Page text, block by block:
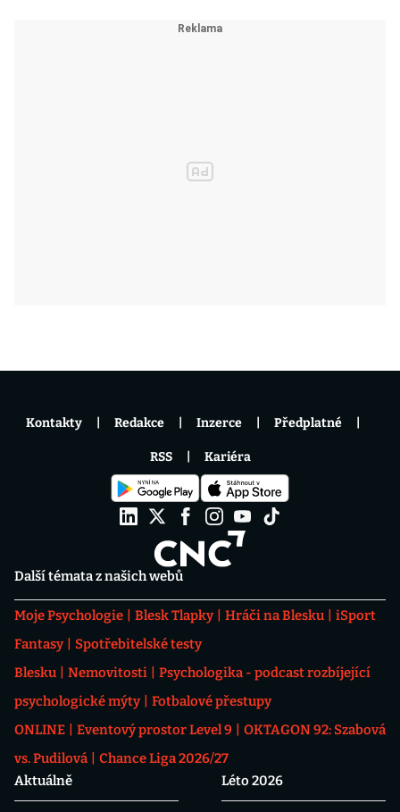
Další témata z našich webů
Moje Psychologie Blesk Tlapky Hráči na Blesku
iSport
Fantasy
Spotřebitelské testy
Blesku
Nemovitosti
Psychologika - podcast rozbíjející
psychologické mýty
Fotbalové přestupy
ONLINE
Eventový prostor Level 9
OKTAGON 92: Szabová
vs. Pudilová
Chance Liga 2026/27
Aktuálně
Léto 2026
Kontakty Redakce Inzerce Předplatné
RSS Kariéra